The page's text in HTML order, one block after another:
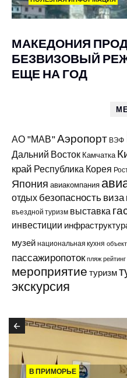
МАКЕДОНИЯ
БЕЗВИЗОВЫЙ
ЕЩЕ НА ГОД
АО "МАВ"Аэропорт ВЭФ
Дальний Восток Камчатка
край Республика Корея
Япония авиакомпания
отдых безопасность виза
въездной туризм выставка
инвестиции
музей национальная кухня
пассажиропоток пляж рейтинг
мероприятие туризм
экскурсия
В ПРИМОРЬЕ